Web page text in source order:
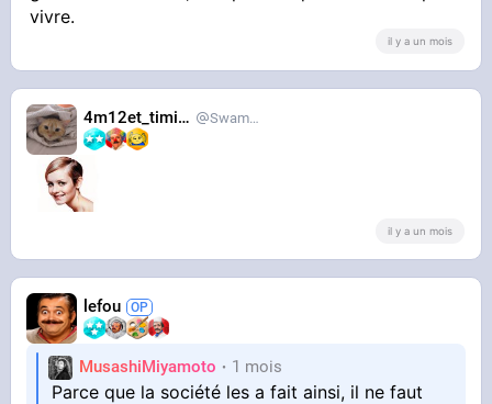
vivre.
il y a un mois
4m12et_timide SwampDrainer
il y a un mois
lefou
MusashiMiyamoto 1 mois
Parce que la société les a fait ainsi, il ne faut